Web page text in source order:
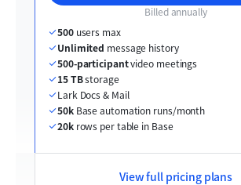
Billed annually
500 users max
Unlimited message history
500-participant video meetings
15 TB storage
Lark Docs & Mail
50k Base automation runs/month
20k rows per table in Base
View full pricing plans